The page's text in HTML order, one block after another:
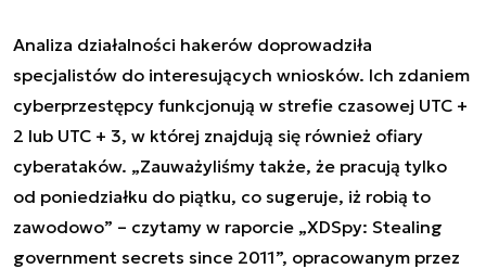
Analiza działalności hakerów doprowadziła
specjalistów do interesujących wniosków. Ich zdaniem
cyberprzestępcy funkcjonują w strefie czasowej UTC +
2 lub UTC + 3, w której znajdują się również ofiary
cyberataków. „Zauważyliśmy także, że pracują tylko
od poniedziałku do piątku, co sugeruje, iż robią to
zawodowo” – czytamy w raporcie „XDSpy: Stealing
government secrets since 2011”, opracowanym przez